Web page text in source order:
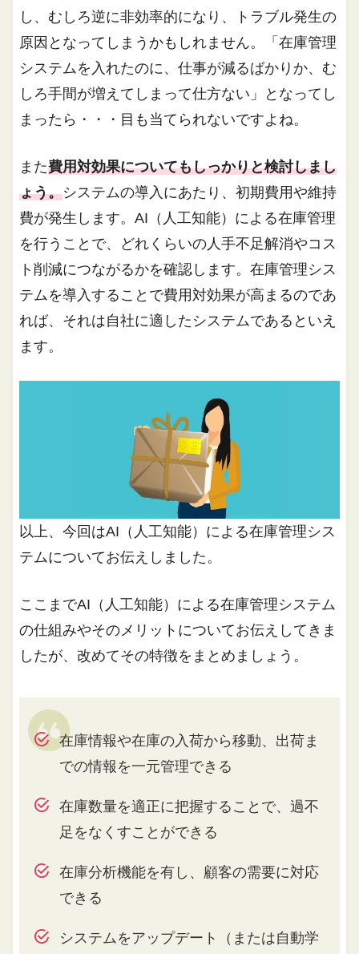
し、むしろ逆に非効率的になり、トラブル発生の
原因となってしまうかもしれません。「在庫管理
システムを入れたのに、仕事が減るばかりか、む
しろ手間が増えてしまって仕方ない」となってし
まったら・・・目も当てられないですよね。
また費用対効果についてもしっかりと検討しまし
ょう。システムの導入にあたり、初期費用や維持
費が発生します。AI（人工知能）による在庫管理
を行うことで、どれくらいの人手不足解消やコス
ト削減につながるかを確認します。在庫管理シス
テムを導入することで費用対効果が高まるのであ
れば、それは自社に適したシステムであるといえ
ます。
以上、今回はAI（人工知能）による在庫管理シス
テムについてお伝えしました。
ここまでAI（人工知能）による在庫管理システム
の仕組みやそのメリットについてお伝えしてきま
したが、改めてその特徴をまとめましょう。
在庫情報や在庫の入荷から移動、出荷ま
での情報を一元管理できる
在庫数量を適正に把握することで、過不
足をなくすことができる
在庫分析機能を有し、顧客の需要に対応
できる
システムをアップデート（または自動学